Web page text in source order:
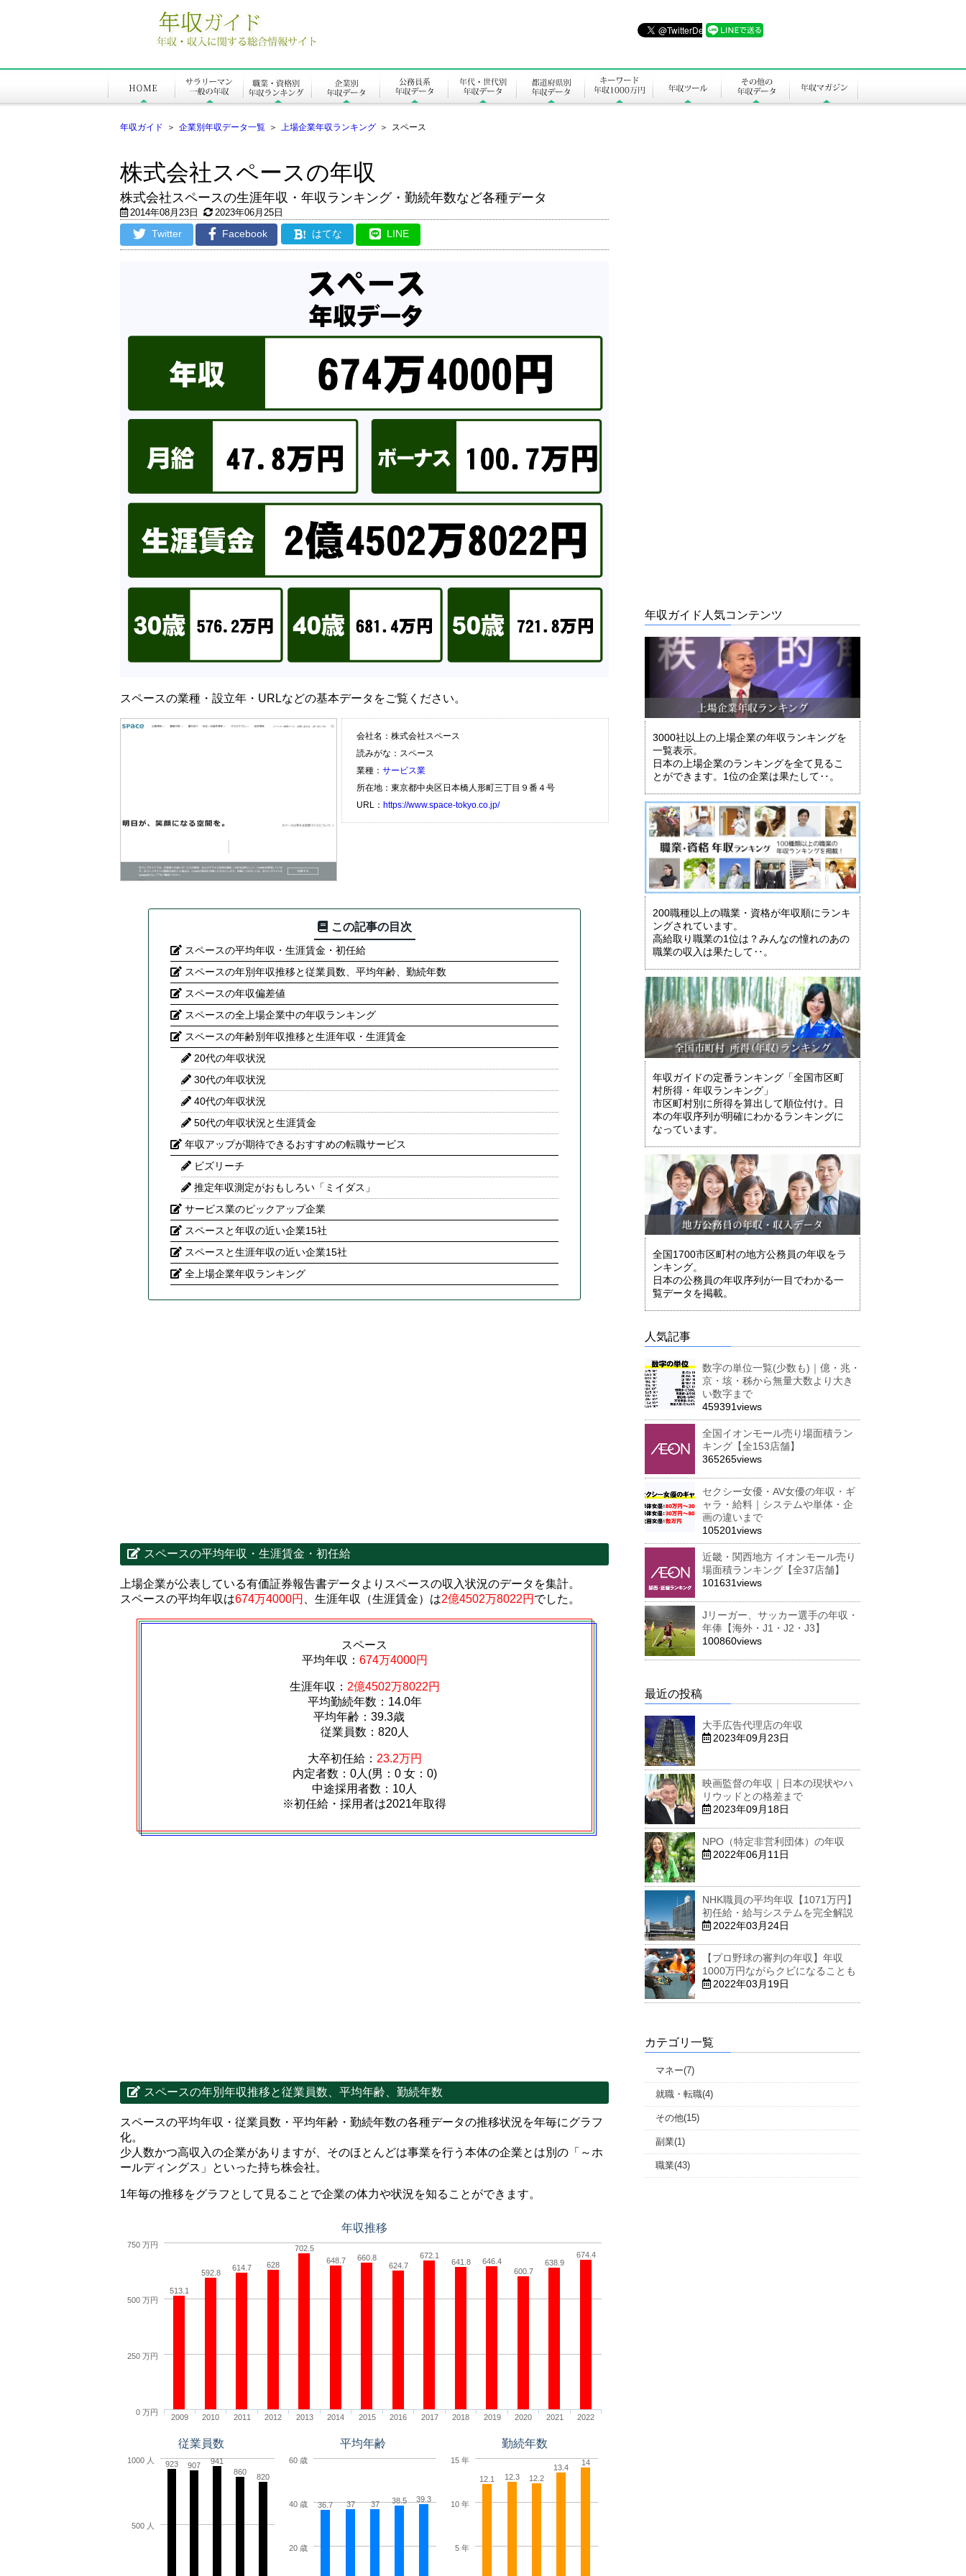
年収ガイド ＞ 企業別年収データ一覧 ＞ 上場企業年収ランキング ＞ スペース
株式会社スペースの年収
株式会社スペースの生涯年収・年収ランキング・勤続年数など各種データ
2014年08月23日 2023年06月25日
Twitter Facebook ! はてな LINE
スペースの業種・設立年・URLなどの基本データをご覧ください。
会社名：株式会社スペース
読みがな：スペース
業種： サービス業
所在地：東京都中央区日本橋人形町三丁目９番４号
URL： https://www.space-tokyo.co.jp/
この記事の目次
スペースの平均年収・生涯賃金・初任給
スペースの年別年収推移と従業員数、平均年齢、勤続年数
スペースの年収偏差値
スペースの全上場企業中の年収ランキング
スペースの年齢別年収推移と生涯年収・生涯賃金
20代の年収状況
30代の年収状況
40代の年収状況
50代の年収状況と生涯賃金
年収アップが期待できるおすすめの転職サービス
ビズリーチ
推定年収測定がおもしろい「ミイダス」
サービス業のピックアップ企業
スペースと年収の近い企業15社
スペースと生涯年収の近い企業15社
全上場企業年収ランキング
スペースの平均年収・生涯賃金・初任給
上場企業が公表している有価証券報告書データよりスペースの収入状況のデータを集計。
スペースの平均年収は674万4000円 、生涯年収（生涯賃金）は2億4502万8022円 でした。
スペース
平均年収： 674万4000円
生涯年収： 2億4502万8022円
平均勤続年数：14.0年
平均年齢：39.3歳
従業員数：820人
大卒初任給： 23.2万円
内定者数：0人(男：0 女：0)
中途採用者数：10人
※初任給・採用者は2021年取得
スペースの年別年収推移と従業員数、平均年齢、勤続年数
スペースの平均年収・従業員数・平均年齢・勤続年数の各種データの推移状況を年毎にグラフ
化。
少人数かつ高収入の企業がありますが、そのほとんどは事業を行う本体の企業とは別の「～ホ
ールディングス」といった持ち株会社。
1年毎の推移をグラフとして見ることで企業の体力や状況を知ることができます。
年収推移
513.1
592.8
614.7 628
702.5
648.7
660.8
624.7
672.1
641.8
646.4
600.7
638.9
674.4
2009 2010 2011 2012 2013 2014 2015 2016 2017 2018 2019 2020 2021 2022
0 万円
250 万円
500 万円
750 万円
従業員数
923 907
941
860
820
500 人
1000 人
平均年齢
36.7 37 37 38.5 39.3
20 歳
40 歳
60 歳
勤続年数
12.1 12.3 12.2
13.4
14
5 年
10 年
15 年
年収ガイド人気コンテンツ
3000社以上の上場企業の年収ランキングを
一覧表示。
日本の上場企業のランキングを全て見るこ
とができます。1位の企業は果たして‥。
200職種以上の職業・資格が年収順にランキ
ングされています。
高給取り職業の1位は？みんなの憧れのあの
職業の収入は果たして‥。
年収ガイドの定番ランキング「全国市区町
村所得・年収ランキング」
市区町村別に所得を算出して順位付け。日
本の年収序列が明確にわかるランキングに
なっています。
全国1700市区町村の地方公務員の年収をラ
ンキング。
日本の公務員の年収序列が一目でわかる一
覧データを掲載。
人気記事
数字の単位一覧(少数も)｜億・兆・
京・垓・秭から無量大数より大き
い数字まで
459391views
全国イオンモール売り場面積ラン
キング【全153店舗】
365265views
セクシー女優・AV女優の年収・ギ
ャラ・給料｜システムや単体・企
画の違いまで
105201views
近畿・関西地方 イオンモール売り
場面積ランキング【全37店舗】
101631views
Jリーガー、サッカー選手の年収・
年俸【海外・J1・J2・J3】
100860views
最近の投稿
大手広告代理店の年収
2023年09月23日
映画監督の年収｜日本の現状やハ
リウッドとの格差まで
2023年09月18日
NPO（特定非営利団体）の年収
2022年06月11日
NHK職員の平均年収【1071万円】
初任給・給与システムを完全解説
2022年03月24日
【プロ野球の審判の年収】年収
1000万円ながらクビになることも
2022年03月19日
カテゴリ一覧
マネー(7)
就職・転職(4)
その他(15)
副業(1)
職業(43)